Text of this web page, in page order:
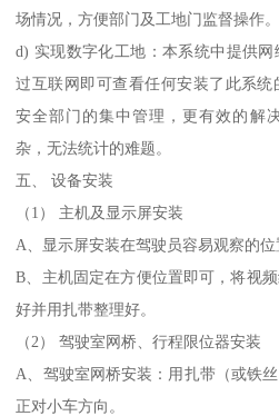
场情况，方便部门及工地门监督操作。
d) 实现数字化工地：本系统中提供
过互联网即可查看任何安装了此系
安全部门的集中管理，更有效的解
杂，无法统计的难题。
五、 设备安装
（1） 主机及显示屏安装
A、显示屏安装在驾驶员容易观察的位
B、主机固定在方便位置即可，将视
好并用扎带整理好。
（2） 驾驶室网桥、行程限位器安装
A、驾驶室网桥安装：用扎带（或铁
正对小车方向。